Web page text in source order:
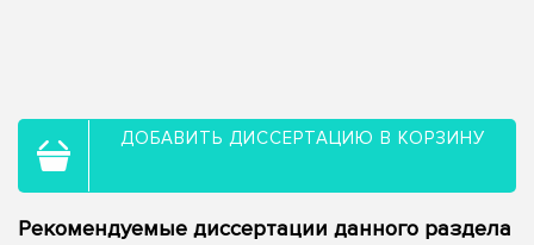
ДОБАВИТЬ ДИССЕРТАЦИЮ В КОРЗИНУ
Рекомендуемые диссертации данного раздела